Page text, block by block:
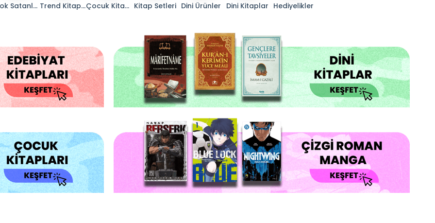
Çok Satanlar Trend Kitaplar Çocuk Kitapları Kitap Setleri Dini Ürünler Dini Kitaplar Hediyelikler